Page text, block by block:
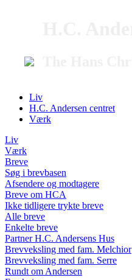
Liv
H.C. Andersen centret
Værk
Liv
Værk
Breve
Søg i brevbasen
Afsendere og modtagere
Breve om HCA
Ikke tidligere trykte breve
Alle breve
Enkelte breve
Partner H.C. Andersens Hus
Brevveksling med fam. Melchior
Brevveksling med fam. Serre
Rundt om Andersen